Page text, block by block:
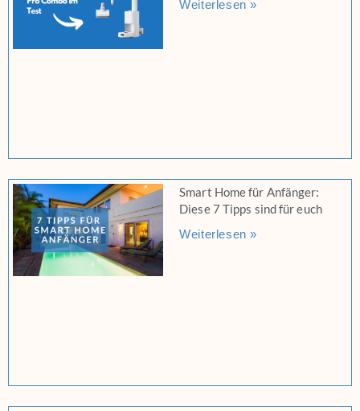
Weiterlesen »
Smart Home für Anfänger:
Diese 7 Tipps sind für euch
Weiterlesen »